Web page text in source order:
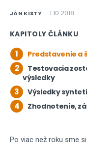
JÁN KISTY 1.10.2018
KAPITOLY ČLÁNKU
1 Predstavenie a
2
Testovacia
výsledky
3 Výsledky
4 Zhodnotenie,
Po viac než roku sme